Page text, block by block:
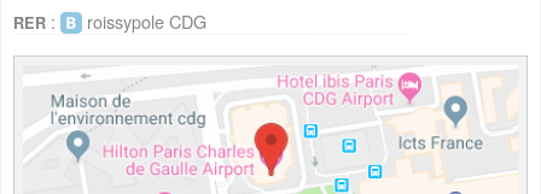
RER : roissypole CDG